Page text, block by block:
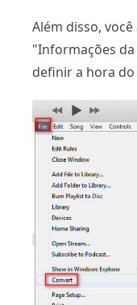
Além disso,
"Informações
definir a hora